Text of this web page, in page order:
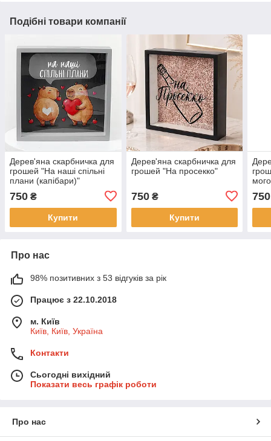
Подібні товари компанії
Дерев'яна скарбничка для
грошей "На наші спільні
плани (капібари)"
750 ₴
Купити
Дерев'яна скарбничка для
грошей "На просекко"
750₴
Купити
750
Про нас
98% позитивних з 53 відгуків за рік
Працює з 22.10.2018
м. Київ
Київ, Київ, Україна
Контакти
Сьогодні вихідний
Показати весь графік роботи
Про нас